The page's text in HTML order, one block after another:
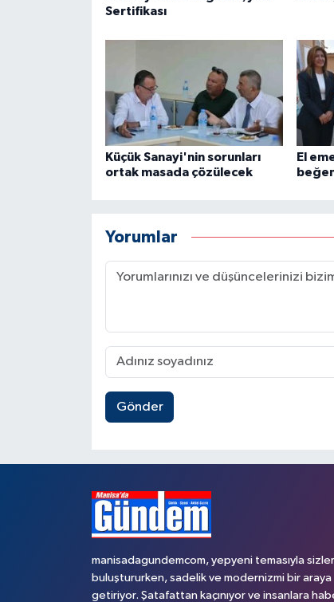
Sertifikası
Küçük Sanayi'nin sorunları
ortak masada çözülecek
El
Yorumlar
Gönder
manisadagundemcom, yepyeni temasıyla
buluştururken, sadelik ve modernizmi bir araya
getiriyor. Şatafattan kaçınıyor ve insanlara